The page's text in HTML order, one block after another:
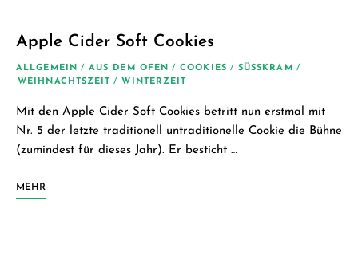
Apple Cider Soft Cookies
ALLGEMEIN / AUS DEM OFEN / COOKIES / SÜSSKRAM
/
WEIHNACHTSZEIT / WINTERZEIT
Mit den Apple Cider Soft Cookies betritt nun erstmal mit
Nr. 5 der letzte traditionell untraditionelle Cookie die Bühne
(zumindest für dieses Jahr). Er besticht …
MEHR